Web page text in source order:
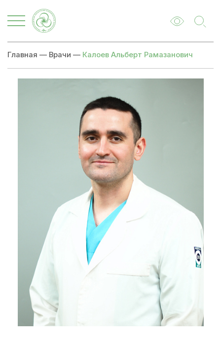
Главная — Врачи — Калоев Альберт Рамазанович